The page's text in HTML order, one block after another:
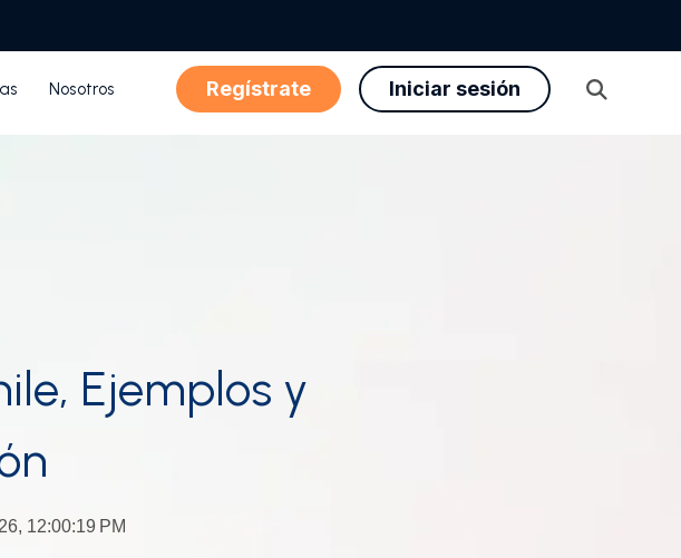
Nosotros Regístrate Iniciar sesión
Abrir
búsqueda
Ejemplos y
12:00:19 PM